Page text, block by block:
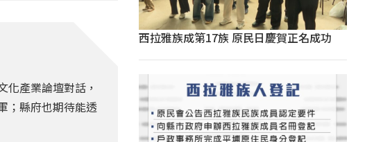
產業論壇對話，
；縣府也期待能透
西拉雅族成第17族 原民日慶賀正名成功